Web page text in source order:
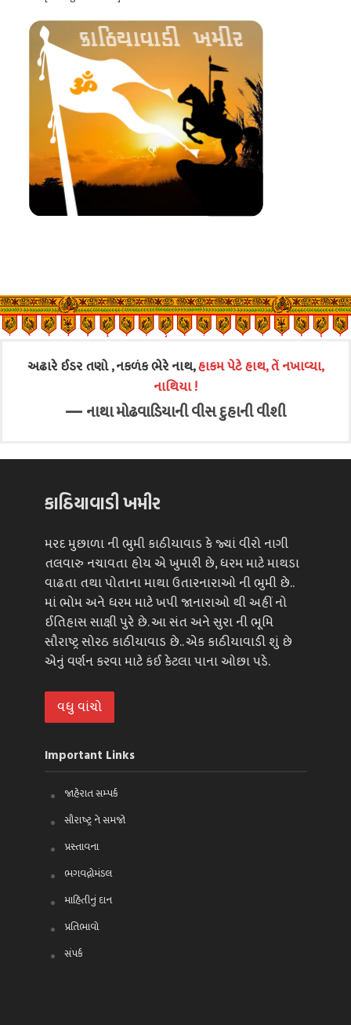
અઢારે ઈડર તણો , નકળંક ભેરે નાથ,હાકમ પેટે હાથ, તેં નખાવ્યા,
નાથિયા !
—નાથા મોઢવાડિયાની વીસ દુહાની વીશી
કાઠિયાવાડી ખમીર
મરદ મુછાળા ની ભુમી કાઠીયાવાડ કે જ્યાં વીરો નાગી
તલવારુ નચાવતા હોય એ ખુમારી છે, ધરમ માટે માથડા
વાઢતા તથા પોતાના માથા ઉતારનારાઓ ની ભુમી છે..
માં ભોમ અને ધરમ માટે ખપી જાનારાઓ થી અહીં નો
ઈતિહાસ સાક્ષી પુરે છે. આ સંત અને સુરા ની ભૂમિ
સૌરાષ્ટ્ર સોરઠ કાઠીયાવાડ છે.. એક કાઠીયાવાડી શું છે
એનું વર્ણન કરવા માટે કંઈ કેટલા પાના ઓછા પડે.
વધુ વાંચો
Important Links
જાહેરાત સમ્પર્ક
સૌરાષ્ટ્ર ને સમજો
પ્રસ્તાવના
ભગવદ્ગોમંડલ
માહિતીનું દાન
પ્રતિભાવો
સંપર્ક